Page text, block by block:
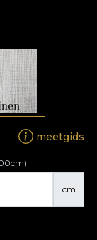
meetgids
cm